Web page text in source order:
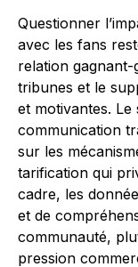
Questionner
avec les fans
relation
tribunes et le
et motivantes.
communication
sur les
tarification qui
cadre, les
et de
communauté,
pression